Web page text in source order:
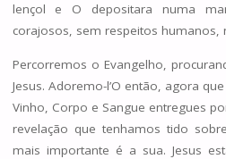
lençol e O depositara numa
corajosos, sem respeitos humanos,
Percorremos o Evangelho,
Jesus. Adoremo-l’O então, agora
Vinho, Corpo e Sangue entregues
revelação que tenhamos tido
mais importante é a sua. Jesus